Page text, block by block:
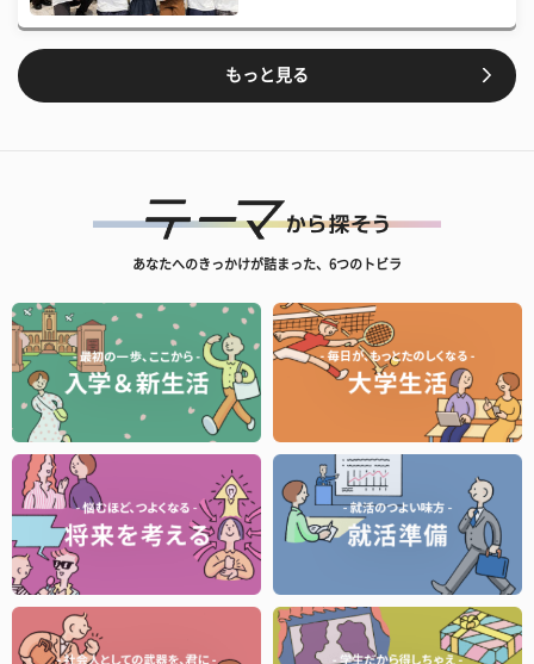
もっと見る
あなたへのきっかけが詰まった、6つのトビラ